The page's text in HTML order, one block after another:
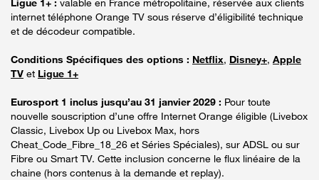
internet téléphone Orange TV sous réserve d’éligibilité technique
et de décodeur compatible.
Conditions Spécifiques des options : Netflix, Disney+, Apple
TV et Ligue 1+
Eurosport 1 inclus jusqu’au 31 janvier 2029 : Pour toute
nouvelle souscription d’une offre Internet Orange éligible (Livebox
Classic, Livebox Up ou Livebox Max, hors
Cheat_Code_Fibre_18_26 et Séries Spéciales), sur ADSL ou sur
Fibre ou Smart TV. Cette inclusion concerne le flux linéaire de la
chaine (hors contenus à la demande et replay).